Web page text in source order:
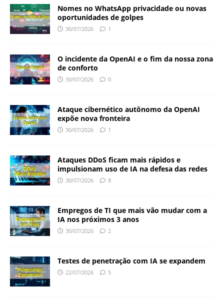
Nomes no WhatsApp privacidade ou novas
oportunidades de golpes
30/07/2026 1
O incidente da OpenAI e o fim da nossa zona
de conforto
30/07/2026 0
Ataque cibernético autônomo da OpenAI
expõe nova fronteira
30/07/2026 1
Ataques DDoS ficam mais rápidos e
impulsionam uso de IA na defesa das redes
30/07/2026 8
Empregos de TI que mais vão mudar com a
IA nos próximos 3 anos
30/07/2026 2
Testes de penetração com IA se expandem
22/07/2026 5